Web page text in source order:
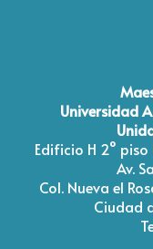
Universidad
Edificio H 2°
Av.
Col. Nueva el
Ciudad